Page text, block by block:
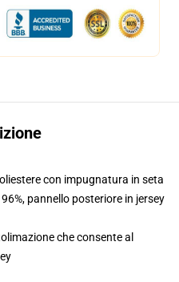
con impugnatura in seta
pannello posteriore in jersey
che consente al